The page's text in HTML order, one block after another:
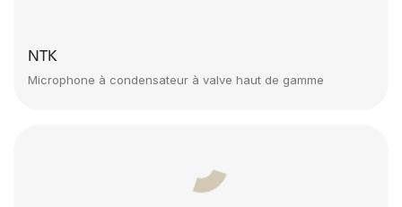
NTK
Microphone à condensateur à valve haut de gamme